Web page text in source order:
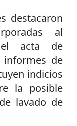
destacaron
al
el acta de
informes de
indicios
la posible
lavado de